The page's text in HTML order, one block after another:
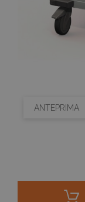
ANTEPRIMA